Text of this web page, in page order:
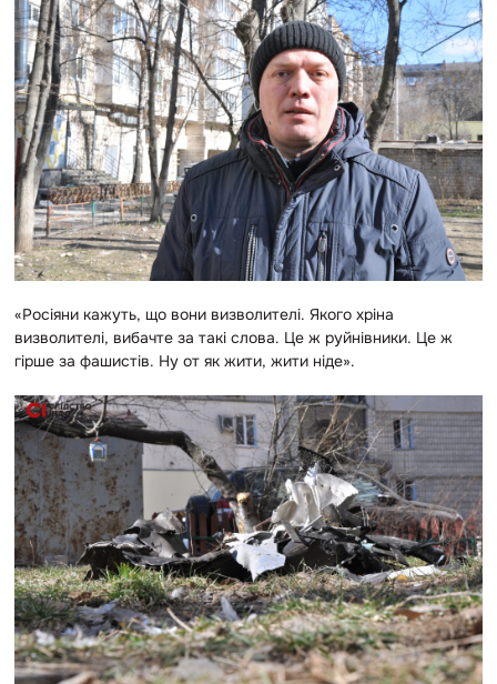
«Росіяни кажуть, що вони визволителі. Якого хріна
визволителі, вибачте за такі слова. Це ж руйнівники. Це ж
гірше за фашистів. Ну от як жити, жити ніде».